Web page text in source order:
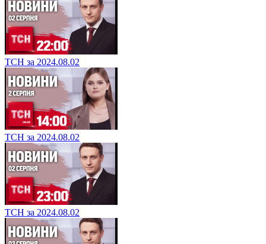
ТСН за 2024.08.02
ТСН за 2024.08.02
ТСН за 2024.08.02